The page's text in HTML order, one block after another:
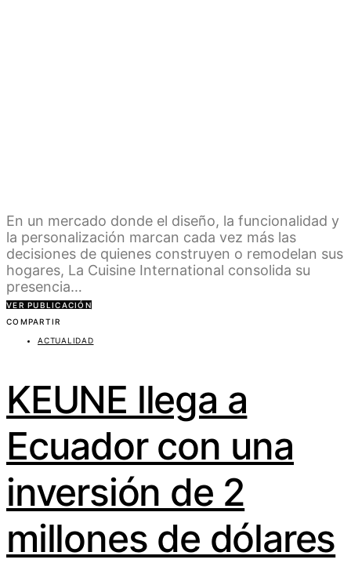
En un mercado donde el diseño, la funcionalidad y
la personalización marcan cada vez más las
decisiones de quienes construyen o remodelan sus
hogares, La Cuisine International consolida su
presencia…
VER PUBLICACIÓN
COMPARTIR
ACTUALIDAD
KEUNE llega a
Ecuador con una
inversión de 2
millones de dólares